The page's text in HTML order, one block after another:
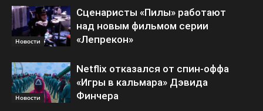
Новости
Сценаристы «Пилы» работают
над новым фильмом серии
«Лепрекон»
Новости
Netflix отказался от спин-оффа
«Игры в кальмара» Дэвида
Финчера